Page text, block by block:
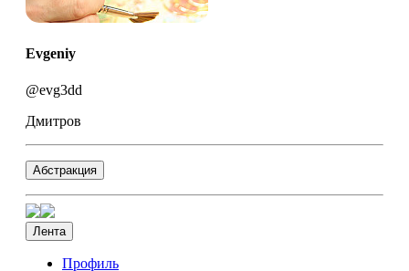
Evgeniy
@evg3dd
Дмитров
Абстракция
Лента
Профиль